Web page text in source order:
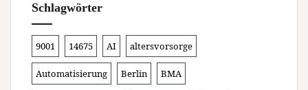
Schlagwörter
9001 14675 AI altersvorsorge
Automatisierung Berlin BMA